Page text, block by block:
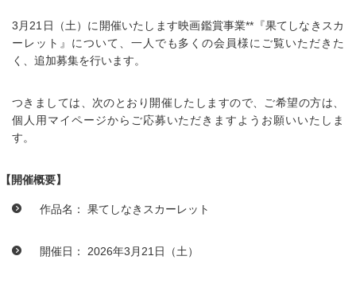
3月21日（土）に開催いたします映画鑑賞事業**『果てしなきスカ
ーレット』について、一人でも多くの会員様にご覧いただきた
く、追加募集を行います。
つきましては、次のとおり開催したしますので、ご希望の方は、
個人用マイページからご応募いただきますようお願いいたしま
す。
【開催概要】
作品名： 果てしなきスカーレット
開催日： 2026年3月21日（土）